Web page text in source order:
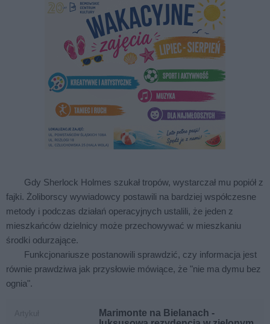
Gdy Sherlock Holmes szukał tropów, wystarczał mu popiół z
fajki. Żoliborscy wywiadowcy postawili na bardziej współczesne
metody i podczas działań operacyjnych ustalili, że jeden z
mieszkańców dzielnicy może przechowywać w mieszkaniu
środki odurzające.
Funkcjonariusze postanowili sprawdzić, czy informacja jest
równie prawdziwa jak przysłowie mówiące, że "nie ma dymu bez
ognia".
Marimonte na Bielanach -